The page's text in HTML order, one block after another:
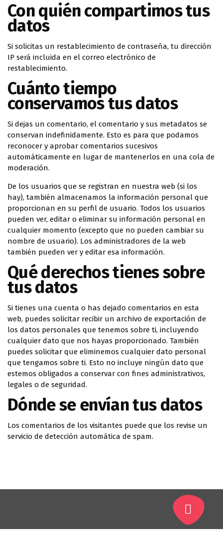
Con quién compartimos tus
datos
Si solicitas un restablecimiento de contraseña, tu dirección
IP será incluida en el correo electrónico de
restablecimiento.
Cuánto tiempo
conservamos tus datos
Si dejas un comentario, el comentario y sus metadatos se
conservan indefinidamente. Esto es para que podamos
reconocer y aprobar comentarios sucesivos
automáticamente en lugar de mantenerlos en una cola de
moderación.
De los usuarios que se registran en nuestra web (si los
hay), también almacenamos la información personal que
proporcionan en su perfil de usuario. Todos los usuarios
pueden ver, editar o eliminar su información personal en
cualquier momento (excepto que no pueden cambiar su
nombre de usuario). Los administradores de la web
también pueden ver y editar esa información.
Qué derechos tienes sobre
tus datos
Si tienes una cuenta o has dejado comentarios en esta
web, puedes solicitar recibir un archivo de exportación de
los datos personales que tenemos sobre ti, incluyendo
cualquier dato que nos hayas proporcionado. También
puedes solicitar que eliminemos cualquier dato personal
que tengamos sobre ti. Esto no incluye ningún dato que
estemos obligados a conservar con fines administrativos,
legales o de seguridad.
Dónde se envían tus datos
Los comentarios de los visitantes puede que los revise un
servicio de detección automática de spam.